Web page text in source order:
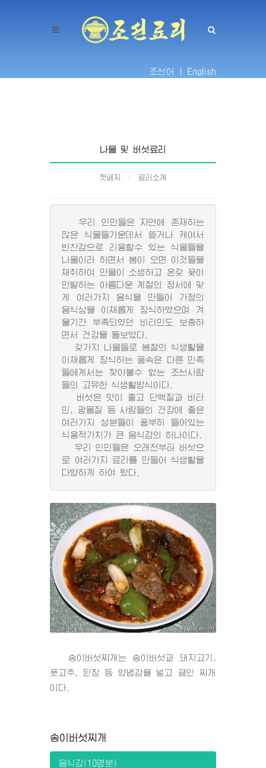
조선어 | English
나물 및 버섯료리
첫페지 료리소개
우리 인민들은 자연에 존재하는
많은 식물들가운데서 뜯거나 캐여서
반찬감으로 리용할수 있는 식물들을
나물이라 하면서 봄이 오면 이것들을
채취하여 만물이 소생하고 온갖 꽃이
만발하는 아름다운 계절의 정서에 맞
게 여러가지 음식을 만들어 가정의
음식상을 이채롭게 장식하였으며 겨
울기간 부족되였던 비타민도 보충하
면서 건강을 돌보았다.
갖가지 나물들로 봄철의 식생활을
이채롭게 장식하는 풍속은 다른 민족
들에게서는 찾아볼수 없는 조선사람
들의 고유한 식생활방식이다.
버섯은 맛이 좋고 단백질과 비타
민, 광물질 등 사람들의 건강에 좋은
여러가지 성분들이 풍부히 들어있는
식용적가치가 큰 음식감의 하나이다.
우리 인민들은 오래전부터 버섯으
로 여러가지 료리를 만들어 식생활을
다양하게 하여 왔다.
송이버섯찌개는 송이버섯과 돼지고기,
풋고추, 된장 등 양념감을 넣고 끓인 찌개
이다.
송이버섯찌개
음식감(10명분)